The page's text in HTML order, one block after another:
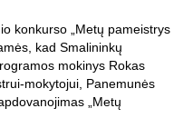
konkurso „Metų pameistrys
kad Smalininkų
mokinys Rokas
mokytojui, Panemunės
„Metų